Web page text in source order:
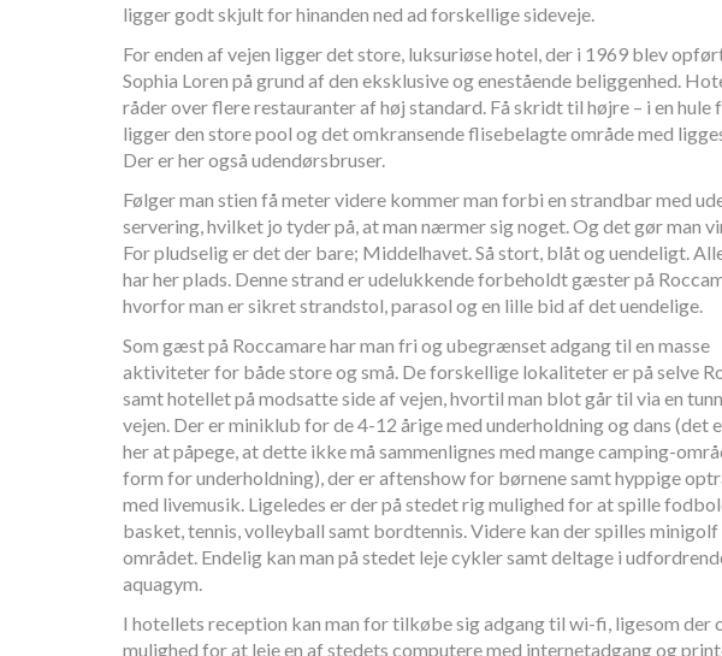
ligger godt skjult for hinanden ned ad forskellige sideveje.
For enden af vejen ligger det store, luksuriøse hotel, der i 1969 blev
Sophia Loren på grund af den eksklusive og enestående beliggenhed.
råder over flere restauranter af høj standard. Få skridt til højre – i en hule
ligger den store pool og det omkransende flisebelagte område med
Der er her også udendørsbruser.
Følger man stien få meter videre kommer man forbi en strandbar med
servering, hvilket jo tyder på, at man nærmer sig noget. Og det gør man
For pludselig er det der bare; Middelhavet. Så stort, blåt og uendeligt.
har her plads. Denne strand er udelukkende forbeholdt gæster på
hvorfor man er sikret strandstol, parasol og en lille bid af det uendelige.
Som gæst på Roccamare har man fri og ubegrænset adgang til en masse
aktiviteter for både store og små. De forskellige lokaliteter er på selve
samt hotellet på modsatte side af vejen, hvortil man blot går til via en
vejen. Der er miniklub for de 4-12 årige med underholdning og dans (det
her at påpege, at dette ikke må sammenlignes med mange camping-
form for underholdning), der er aftenshow for børnene samt hyppige
med livemusik. Ligeledes er der på stedet rig mulighed for at spille
basket, tennis, volleyball samt bordtennis. Videre kan der spilles minigolf
området. Endelig kan man på stedet leje cykler samt deltage i
aquagym.
I hotellets reception kan man for tilkøbe sig adgang til wi-fi, ligesom der
mulighed for at leje en af stedets computere med internetadgang og